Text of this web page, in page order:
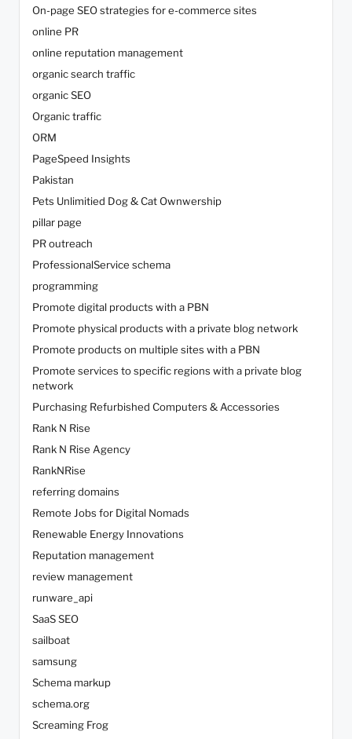
On-page SEO strategies for e-commerce sites
online PR
online reputation management
organic search traffic
organic SEO
Organic traffic
ORM
PageSpeed Insights
Pakistan
Pets Unlimitied Dog & Cat Ownwership
pillar page
PR outreach
ProfessionalService schema
programming
Promote digital products with a PBN
Promote physical products with a private blog network
Promote products on multiple sites with a PBN
Promote services to specific regions with a private blog
network
Purchasing Refurbished Computers & Accessories
Rank N Rise
Rank N Rise Agency
RankNRise
referring domains
Remote Jobs for Digital Nomads
Renewable Energy Innovations
Reputation management
review management
runware_api
SaaS SEO
sailboat
samsung
Schema markup
schema.org
Screaming Frog